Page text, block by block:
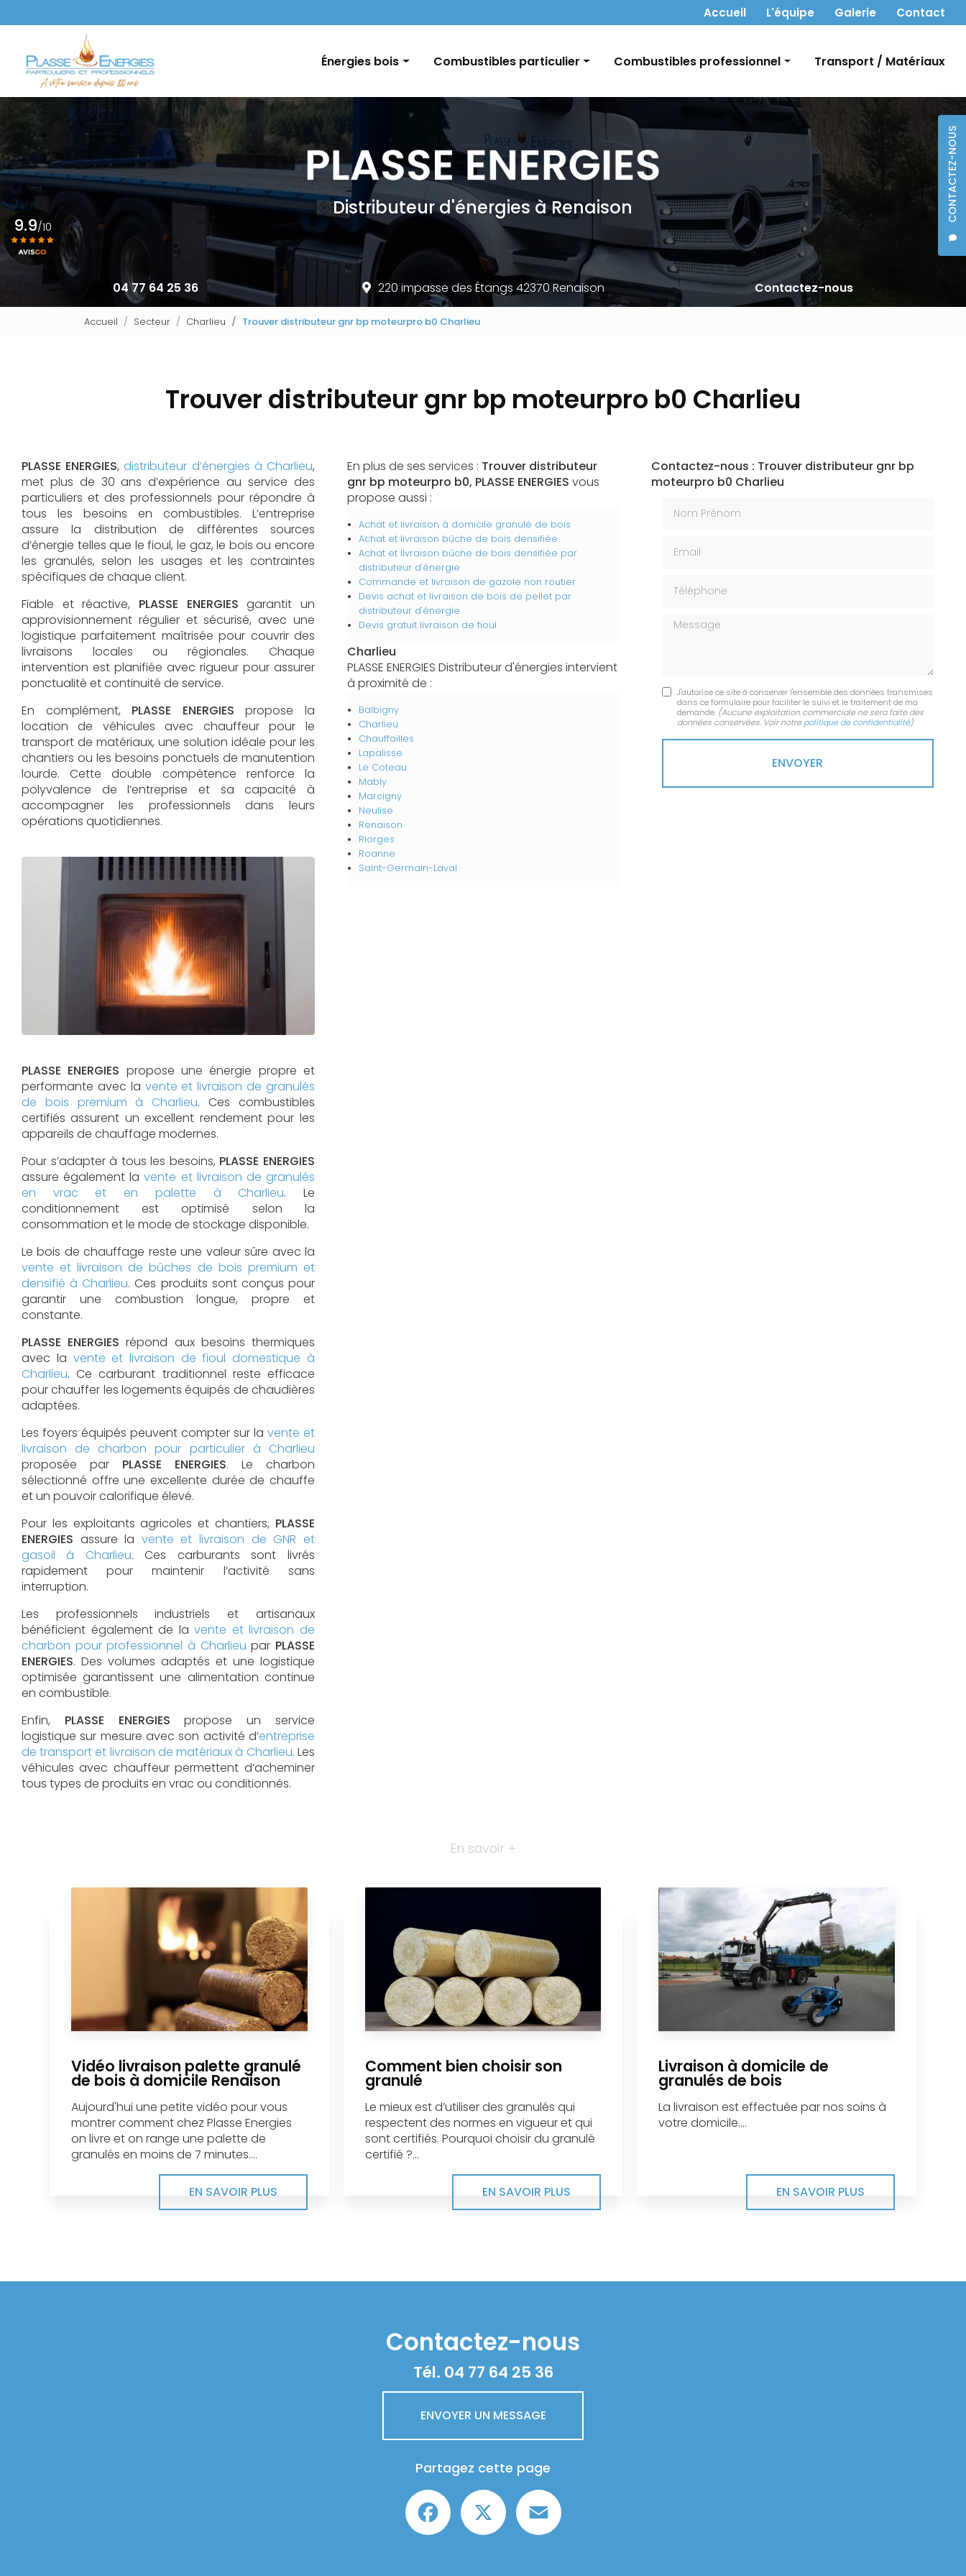
au
principal
CONTACTEZ-NOUS
Navigation secondaireAccueil L'équipe Galerie Contact
Énergies bois
Pellets / Granulés de bois
Granulés vrac / palette
Bûches
Conseils et informations
Combustibles particulier
Fioul domestique
Charbon
Combustibles professionnel
Charbon
Transport / Matériaux
Distributeur d'énergies à Renaison
04 77 64 25 36 220 impasse des Étangs 42370 Renaison Contactez-nous
9.9/10
Accueil Secteur Charlieu Trouver distributeur gnr bp moteurpro b0 Charlieu
Trouver distributeur gnr bp moteurpro b0 Charlieu
PLASSE ENERGIES,distributeur d’énergies à Charlieu,
met plus de 30 ans d’expérience au service des
particuliers et des professionnels pour répondre à
tous les besoins en combustibles. L’entreprise
assure la distribution de différentes sources
d’énergie telles que le fioul, le gaz, le bois ou encore
les granulés, selon les usages et les contraintes
spécifiques de chaque client.
Fiable et réactive, PLASSE ENERGIES garantit un
approvisionnement régulier et sécurisé, avec une
logistique parfaitement maîtrisée pour couvrir des
livraisons locales ou régionales. Chaque
intervention est planifiée avec rigueur pour assurer
ponctualité et continuité de service.
En complément, PLASSE ENERGIES propose la
location de véhicules avec chauffeur pour le
transport de matériaux, une solution idéale pour les
chantiers ou les besoins ponctuels de manutention
lourde. Cette double compétence renforce la
polyvalence de l’entreprise et sa capacité à
accompagner les professionnels dans leurs
opérations quotidiennes.
PLASSE ENERGIES propose une énergie propre et
performante avec la vente et livraison de granulés
de bois premium à Charlieu. Ces combustibles
certifiés assurent un excellent rendement pour les
appareils de chauffage modernes.
Pour s’adapter à tous les besoins, PLASSE ENERGIES
assure également lavente et livraison de granulés
en vrac et en palette à Charlieu. Le
conditionnement est optimisé selon la
consommation et le mode de stockage disponible.
Le bois de chauffage reste une valeur sûre avec la
vente et livraison de bûches de bois premium et
densifié à Charlieu. Ces produits sont conçus pour
garantir une combustion longue, propre et
constante.
PLASSE ENERGIES répond aux besoins thermiques
avec la vente et livraison de fioul domestique à
Charlieu. Ce carburant traditionnel reste efficace
pour chauffer les logements équipés de chaudières
adaptées.
Les foyers équipés peuvent compter sur la vente et
livraison de charbon pour particulier à Charlieu
proposée par PLASSE ENERGIES. Le charbon
sélectionné offre une excellente durée de chauffe
et un pouvoir calorifique élevé.
Pour les exploitants agricoles et chantiers, PLASSE
ENERGIES assure la vente et livraison de GNR et
gasoil à Charlieu. Ces carburants sont livrés
rapidement pour maintenir l’activité sans
interruption.
Les professionnels industriels et artisanaux
bénéficient également de lavente et livraison de
charbon pour professionnel à Charlieu par PLASSE
ENERGIES. Des volumes adaptés et une logistique
optimisée garantissent une alimentation continue
en combustible.
Enfin, PLASSE ENERGIES propose un service
logistique sur mesure avec son activité d’entreprise
de transport et livraison de matériaux à Charlieu. Les
véhicules avec chauffeur permettent d’acheminer
tous types de produits en vrac ou conditionnés.
En plus de ses services : Trouver distributeur
gnr bp moteurpro b0, PLASSE ENERGIES vous
propose aussi :
Achat et livraison à domicile granulé de bois
Achat et livraison bûche de bois densifiée
Achat et livraison bûche de bois densifiée par
distributeur d'énergie
Commande et livraison de gazole non routier
Devis achat et livraison de bois de pellet par
distributeur d'énergie
Devis gratuit livraison de fioul
Charlieu
PLASSE ENERGIES Distributeur d'énergies intervient
à proximité de :
Balbigny
Charlieu
Chauffailles
Lapalisse
Le Coteau
Mably
Marcigny
Neulise
Renaison
Riorges
Roanne
Saint-Germain-Laval
Contactez-nous : Trouver distributeur gnr bp
moteurpro b0 Charlieu
Message
J'autorise ce site à conserver l'ensemble des données transmises
dans ce formulaire pour faciliter le suivi et le traitement de ma
demande. (Aucune exploitation commerciale ne sera faite des
données conservées. Voir notre politique de confidentialité)
En savoir +
Vidéo livraison palette granulé
de bois à domicile Renaison
Aujourd'hui une petite vidéo pour vous
montrer comment chez Plasse Energies
on livre et on range une palette de
granulés en moins de 7 minutes....
EN SAVOIR PLUS
Comment bien choisir son
granulé
Le mieux est d’utiliser des granulés qui
respectent des normes en vigueur et qui
sont certifiés. Pourquoi choisir du granulé
certifié ?...
EN SAVOIR PLUS
Livraison à domicile de
granulés de bois
La livraison est effectuée par nos soins à
votre domicile....
EN SAVOIR PLUS
Contactez-nous
Tél. 04 77 64 25 36
ENVOYER UN MESSAGE
Partagez cette page
Facebook